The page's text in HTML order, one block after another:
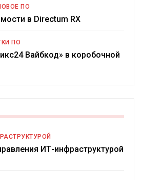
ПО
в Directum RX
ПО
Вайбкод» в коробочной
ИТ-инфраструктурой